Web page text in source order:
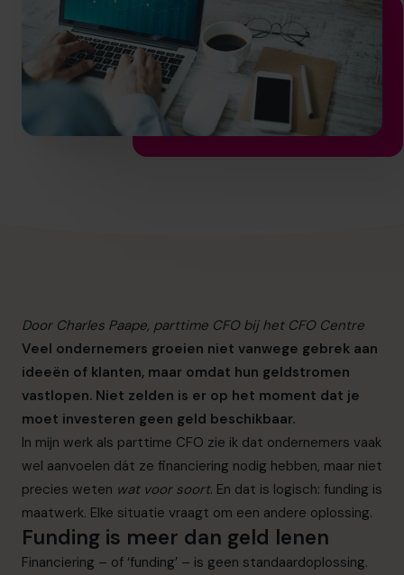
info.nl@cfocentre.com
Door Charles Paape, parttime CFO bij het CFO Centre
Veel ondernemers groeien niet vanwege gebrek aan
ideeën of klanten, maar omdat hun geldstromen
vastlopen. Niet zelden is er op het moment dat je
moet investeren geen geld beschikbaar.
In mijn werk als parttime CFO zie ik dat ondernemers vaak
wel aanvoelen dát ze financiering nodig hebben, maar niet
precies weten wat voor soort. En dat is logisch: funding is
maatwerk. Elke situatie vraagt om een andere oplossing.
Funding is meer dan geld lenen
Financiering – of ‘funding’ – is geen standaardoplossing.